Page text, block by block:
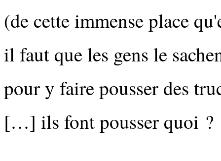
(de cette immense place
il faut que les gens le
pour y faire pousser des
[…] ils font pousser quoi ?